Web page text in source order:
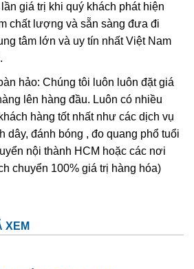
đá quý học cao cấp tốn kém. Thử
sinh đôi tên “Brazil law twinning”
sinh đôi, khi đó cấu trúc thạch
kết tạo thành một tinh thể duy
định ametit tổng hợp sẽ dễ
mặc lý thuyết, người ta có thể tạo
nhưng khó mà tạo ra được với số
cho thị trường.
giá trị khi quý khách phát hiện
chất lượng và sẵn sàng đưa đi
tâm lớn và uy tín nhất Việt Nam
hảo: Chúng tôi luôn luôn đặt giá
lên hàng đầu. Luôn có nhiều
hàng tốt nhất như các dịch vụ
dây, đánh bóng , đo quang phổ tuổi
nội thành HCM hoặc các nơi
chuyển 100% giá trị hàng hóa)
XEM